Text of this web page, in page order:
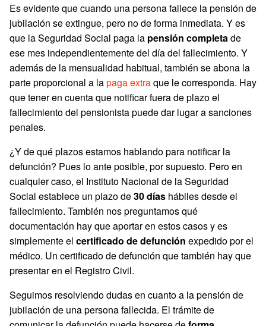
Es evidente que cuando una persona fallece la pensión de
jubilación se extingue, pero no de forma inmediata. Y es
que la Seguridad Social paga la pensión completa de
ese mes independientemente del día del fallecimiento. Y
además de la mensualidad habitual, también se abona la
parte proporcional a lapaga extraque le corresponda. Hay
que tener en cuenta que notificar fuera de plazo el
fallecimiento del pensionista puede dar lugar a sanciones
penales.
¿Y de qué plazos estamos hablando para notificar la
defunción? Pues lo ante posible, por supuesto. Pero en
cualquier caso, el Instituto Nacional de la Seguridad
Social establece un plazo de30 días hábiles desde el
fallecimiento. También nos preguntamos qué
documentación hay que aportar en estos casos y es
simplemente el certificado de defunción expedido por el
médico. Un certificado de defunción que también hay que
presentar en el Registro Civil.
Seguimos resolviendo dudas en cuanto a la pensión de
jubilación de una persona fallecida. El trámite de